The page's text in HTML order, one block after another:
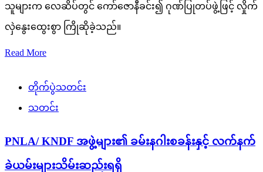
သူများက လေဆိပ်တွင် ကော်ဇောနီခင်း၍ ဂုဏ်ပြုတပ်ဖွဲ့ဖြင့် လှိုက်
လှဲနွေးထွေးစွာ ကြိုဆိုခဲ့သည်။
Read More
တိုက်ပွဲသတင်း
သတင်း
PNLA/ KNDF အဖွဲ့များ၏ ခမ်းနဂါးစခန်းနှင့် လက်နက်
ခဲယမ်းများသိမ်းဆည်းရရှိ